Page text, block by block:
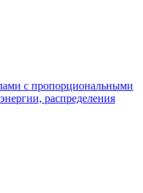
с пропорциональными
распределения